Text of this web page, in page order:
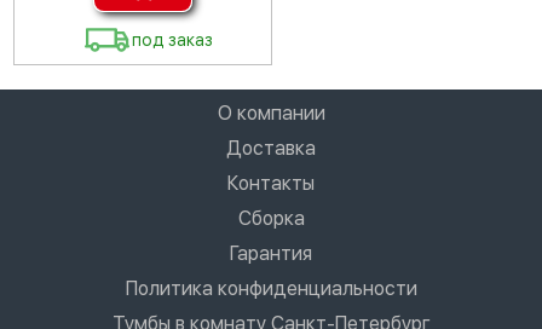
под заказ
О компании
Доставка
Контакты
Сборка
Гарантия
Политика конфиденциальности
Тумбы в комнату Санкт-Петербург